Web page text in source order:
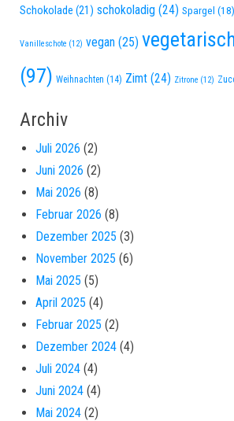
Schokolade (21) schokoladig (24) Spargel (18)
Vanilleschote (12) vegan (25)
(97) Weihnachten (14) Zimt (24) Zitrone (12)
Archiv
Juli 2026 (2)
Juni 2026 (2)
Mai 2026 (8)
Februar 2026 (8)
Dezember 2025 (3)
November 2025 (6)
Mai 2025 (5)
April 2025 (4)
Februar 2025 (2)
Dezember 2024 (4)
Juli 2024 (4)
Juni 2024 (4)
Mai 2024 (2)